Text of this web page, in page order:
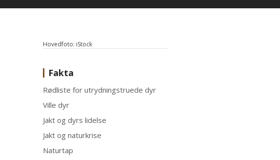
Hovedfoto: iStock
Fakta
Rødliste for utrydningstruede dyr
Ville dyr
Jakt og dyrs lidelse
Jakt og naturkrise
Naturtap